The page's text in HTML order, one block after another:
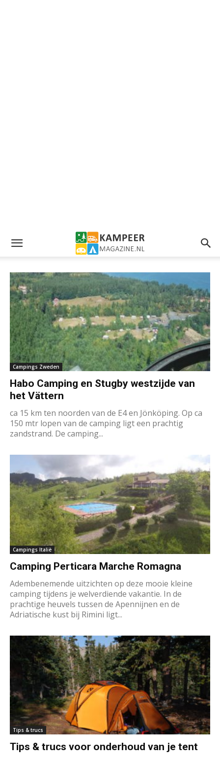
Campings Zweden
Habo Camping en Stugby westzijde van
het Vättern
ca 15 km ten noorden van de E4 en Jönköping. Op ca
150 mtr lopen van de camping ligt een prachtig
zandstrand. De camping...
Campings Italië
Camping Perticara Marche Romagna
Adembenemende uitzichten op deze mooie kleine
camping tijdens je welverdiende vakantie. In de
prachtige heuvels tussen de Apennijnen en de
Adriatische kust bij Rimini ligt...
Tips & trucs
Tips & trucs voor onderhoud van je tent